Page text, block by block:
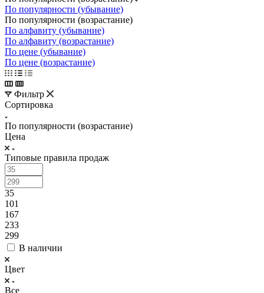
По популярности (убывание)
По популярности (возрастание)
По алфавиту (убывание)
По алфавиту (возрастание)
По цене (убывание)
По цене (возрастание)
Фильтр
Сортировка
По популярности (возрастание)
Цена
Типовые правила продаж
35
101
167
233
299
В наличии
Цвет
Все